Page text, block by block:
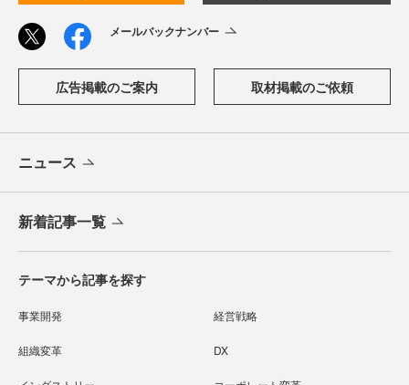
メールバックナンバー
広告掲載のご案内 取材掲載のご依頼
ニュース
新着記事一覧
テーマから記事を探す
事業開発 経営戦略
組織変革 DX